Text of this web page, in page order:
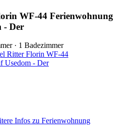
WF-44 Ferienwohnung
- Der
· 1 Badezimmer
Ritter Florin WF-44
Usedom - Der
Infos zu Ferienwohnung